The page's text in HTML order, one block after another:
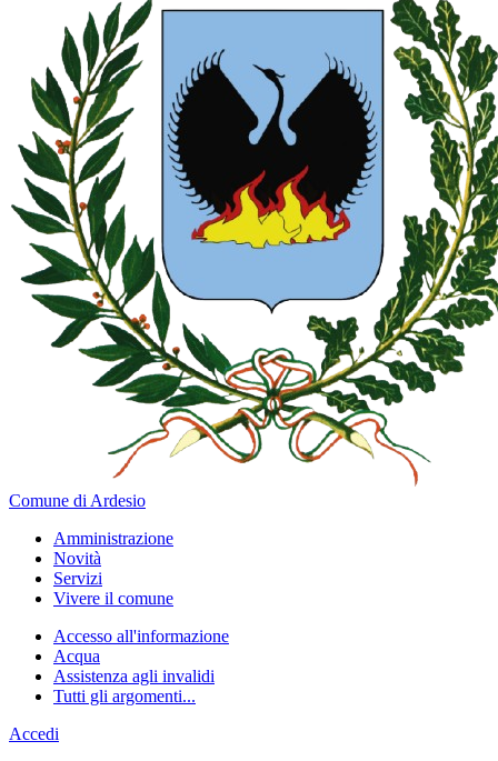
Comune di Ardesio
Amministrazione
Novità
Servizi
Vivere il comune
Accesso all'informazione
Acqua
Assistenza agli invalidi
Tutti gli argomenti...
Accedi